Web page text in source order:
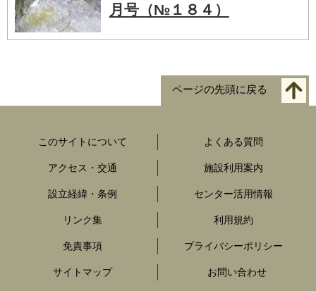
月号（№１８４）
ページの先頭に戻る
このサイトについて よくある質問
アクセス・交通 施設利用案内
設立経緯・条例 センター活用情報
リンク集 利用規約
免責事項 プライバシーポリシー
サイトマップ お問い合わせ